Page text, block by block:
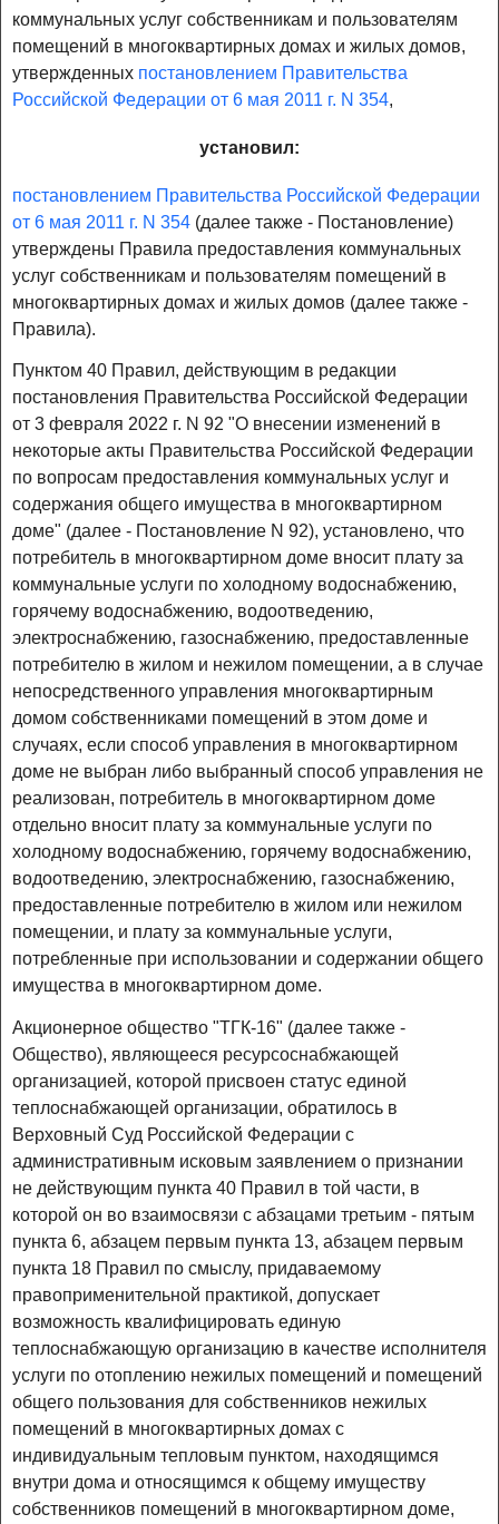
коммунальных услуг собственникам и пользователям
помещений в многоквартирных домах и жилых домов,
утвержденных постановлением Правительства
Российской Федерации от 6 мая 2011 г. N 354,
установил:
постановлением Правительства Российской Федерации
от 6 мая 2011 г. N 354 (далее также - Постановление)
утверждены Правила предоставления коммунальных
услуг собственникам и пользователям помещений в
многоквартирных домах и жилых домов (далее также -
Правила).
Пунктом 40 Правил, действующим в редакции
постановления Правительства Российской Федерации
от 3 февраля 2022 г. N 92 "О внесении изменений в
некоторые акты Правительства Российской Федерации
по вопросам предоставления коммунальных услуг и
содержания общего имущества в многоквартирном
доме" (далее - Постановление N 92), установлено, что
потребитель в многоквартирном доме вносит плату за
коммунальные услуги по холодному водоснабжению,
горячему водоснабжению, водоотведению,
электроснабжению, газоснабжению, предоставленные
потребителю в жилом и нежилом помещении, а в случае
непосредственного управления многоквартирным
домом собственниками помещений в этом доме и
случаях, если способ управления в многоквартирном
доме не выбран либо выбранный способ управления не
реализован, потребитель в многоквартирном доме
отдельно вносит плату за коммунальные услуги по
холодному водоснабжению, горячему водоснабжению,
водоотведению, электроснабжению, газоснабжению,
предоставленные потребителю в жилом или нежилом
помещении, и плату за коммунальные услуги,
потребленные при использовании и содержании общего
имущества в многоквартирном доме.
Акционерное общество "ТГК-16" (далее также -
Общество), являющееся ресурсоснабжающей
организацией, которой присвоен статус единой
теплоснабжающей организации, обратилось в
Верховный Суд Российской Федерации с
административным исковым заявлением о признании
не действующим пункта 40 Правил в той части, в
которой он во взаимосвязи с абзацами третьим - пятым
пункта 6, абзацем первым пункта 13, абзацем первым
пункта 18 Правил по смыслу, придаваемому
правоприменительной практикой, допускает
возможность квалифицировать единую
теплоснабжающую организацию в качестве исполнителя
услуги по отоплению нежилых помещений и помещений
общего пользования для собственников нежилых
помещений в многоквартирных домах с
индивидуальным тепловым пунктом, находящимся
внутри дома и относящимся к общему имуществу
собственников помещений в многоквартирном доме,